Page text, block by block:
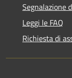
Segnalazione
Leggi le FAQ
Richiesta di